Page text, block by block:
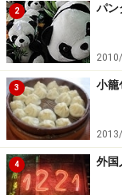
2 パン
3 小籠
4 外国